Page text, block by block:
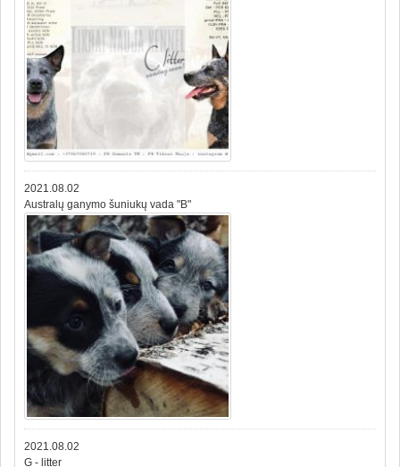
2021.08.02
Australų ganymo šuniukų vada "B"
2021.08.02
G - litter